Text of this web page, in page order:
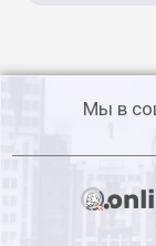
Мы в